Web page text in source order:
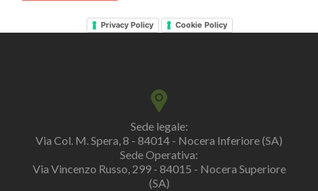
Privacy Policy Cookie Policy
Sede legale:
Via Col. M. Spera, 8 - 84014 - Nocera Inferiore (SA)
Sede Operativa:
Via Vincenzo Russo, 299 - 84015 - Nocera Superiore
(SA)